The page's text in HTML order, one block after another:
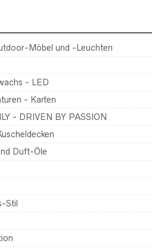
Möbel und -Leuchten
- LED
- Karten
- DRIVEN BY PASSION
Duft-Öle
Stil